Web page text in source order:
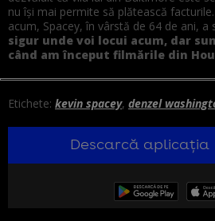
nu își mai permite să plătească
acum, Spacey, în vârstă de 64 de ani, a
sigur unde voi locui acum, dar
când am început filmările din
Etichete: kevin spacey, denzel
Descarcă aplicația